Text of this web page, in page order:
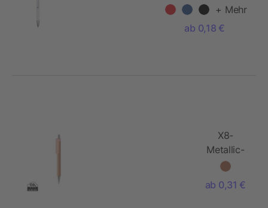
mit Chromdetails
+ Mehr
ab 0,18 €
X8-
Metallic-
Stift
ab 0,31 €